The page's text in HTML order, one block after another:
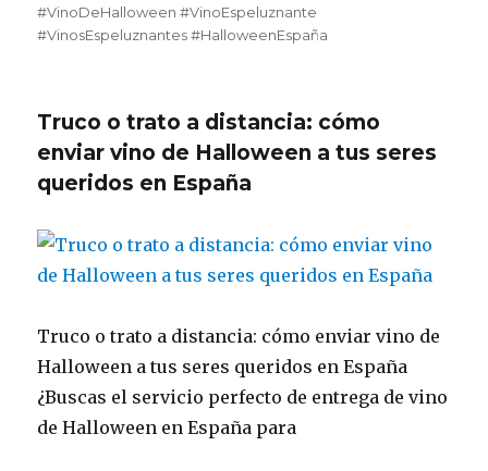
#VinoDeHalloween #VinoEspeluznante
#VinosEspeluznantes #HalloweenEspaña
Truco o trato a distancia: cómo
enviar vino de Halloween a tus seres
queridos en España
Truco o trato a distancia: cómo enviar vino de
Halloween a tus seres queridos en España
¿Buscas el servicio perfecto de entrega de vino
de Halloween en España para